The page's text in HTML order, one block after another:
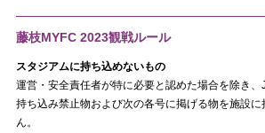
藤枝MYFC 2023観戦ルール
スタジアムに持ち込めないもの
運営・安全責任者が特に必要と認めた場合を除き
持ち込み禁止物および次の各号に掲げる物を施設
ん。